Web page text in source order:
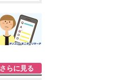
さらに見る